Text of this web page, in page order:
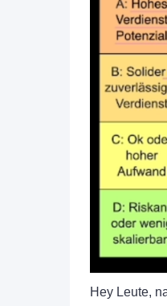
Hey Leute,